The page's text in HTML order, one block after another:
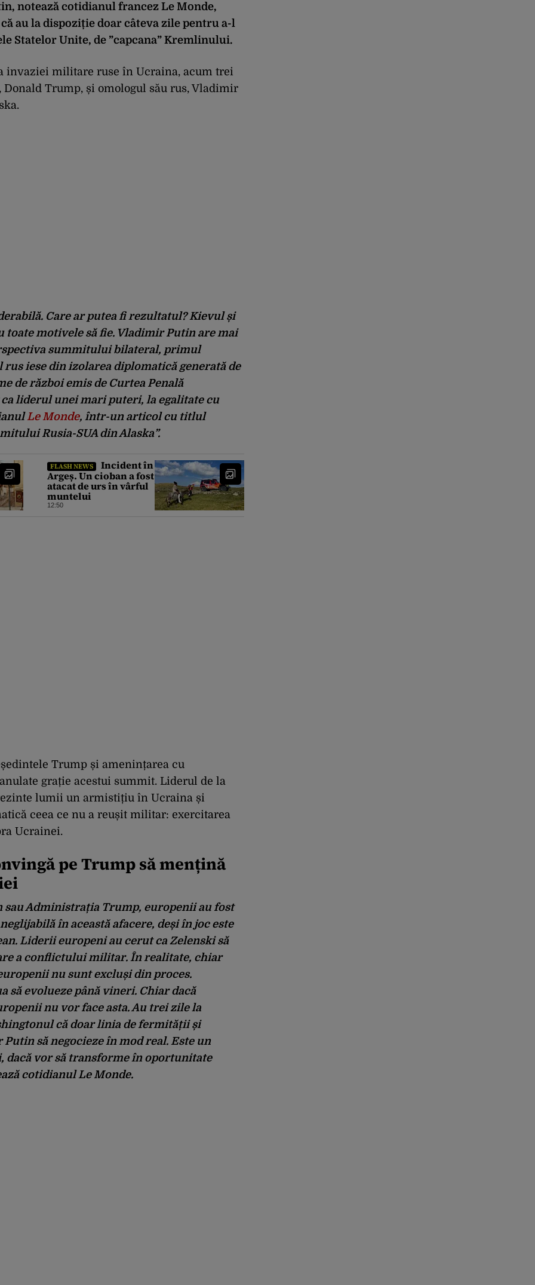
notează cotidianul francez Le Monde,
au la dispoziție doar câteva zile pentru a-l
Statelor Unite, de ”capcana” Kremlinului.
invaziei militare ruse în Ucraina, acum trei
Donald Trump, și omologul său rus, Vladimir
Care ar putea fi rezultatul? Kievul și
motivele să fie. Vladimir Putin are mai
summitului bilateral, primul
iese din izolarea diplomatică generată de
de război emis de Curtea Penală
liderul unei mari puteri, la egalitate cu
Le Monde, într-un articol cu titlul
Rusia-SUA din Alaska”.
FLASH NEWS
Incident în
Argeș. Un cioban a fost
atacat de urs în vârful
muntelui
12:50
Trump și amenințarea cu
grație acestui summit. Liderul de la
lumii un armistițiu în Ucraina și
ceea ce nu a reușit militar: exercitarea
Ucrainei.
pe Trump să mențină
sau Administrația Trump, europenii au fost
în această afacere, deși în joc este
Liderii europeni au cerut ca Zelenski să
a conflictului militar. În realitate, chiar
nu sunt excluși din proces.
evolueze până vineri. Chiar dacă
nu vor face asta. Au trei zile la
că doar linia de fermității și
să negocieze în mod real. Este un
vor să transforme în oportunitate
cotidianul Le Monde.